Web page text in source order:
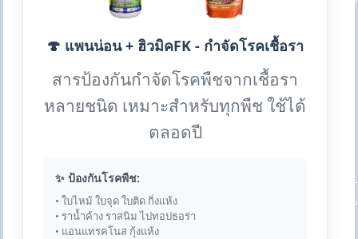
🍄 แพนน่อน + ฮิวมิคFK - กำจัดโรคเชื้อรา
สารป้องกันกำจัดโรคพืชจากเชื้อรา
หลายชนิด เหมาะสำหรับทุกพืช ใช้ได้
ตลอดปี
✨ ป้องกันโรคพืช:
• ใบไหม้ ใบจุด ใบติด กิ่งแห้ง
• ราน้ำค้าง ราสนิม ไปทอปธอร่า
• แอนแทรคโนส กุ้งแห้ง